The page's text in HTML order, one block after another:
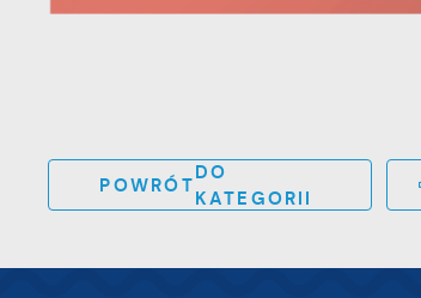
POWRÓT
DO
KATEGORII